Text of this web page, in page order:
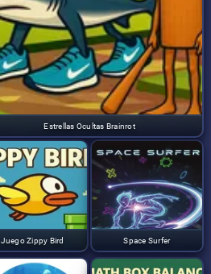
Estrellas Ocultas Brainrot
Juego Zippy Bird Space Surfer